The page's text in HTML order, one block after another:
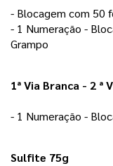
- Blocagem com 50
- 1 Numeração -
Grampo
1ª Via Branca - 2 ª
- 1 Numeração -
Sulfite 75g